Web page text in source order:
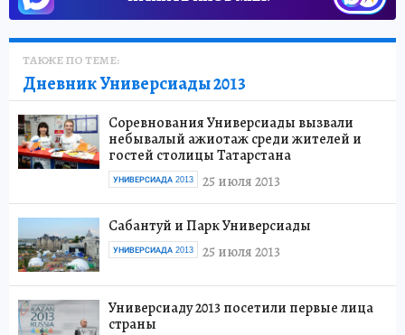
ТАКЖЕ ПО ТЕМЕ:
Дневник Универсиады 2013
Соревнования Универсиады вызвали
небывалый ажиотаж среди жителей и
гостей столицы Татарстана
25 июля 2013
УНИВЕРСИАДА 2013
Сабантуй и Парк Универсиады
25 июля 2013
УНИВЕРСИАДА 2013
Универсиаду 2013 посетили первые лица
страны